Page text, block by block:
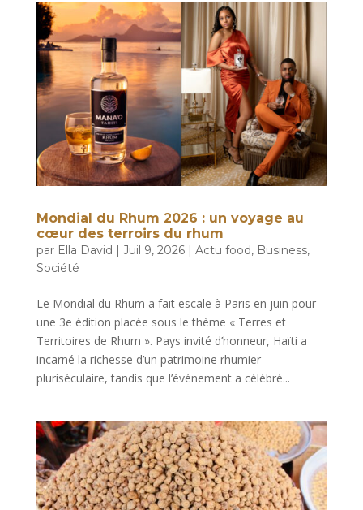
Mondial du Rhum 2026 : un voyage au
cœur des terroirs du rhum
par Ella David | Juil 9, 2026| Actu food, Business,
Société
Le Mondial du Rhum a fait escale à Paris en juin pour
une 3e édition placée sous le thème « Terres et
Territoires de Rhum ». Pays invité d’honneur, Haïti a
incarné la richesse d’un patrimoine rhumier
pluriséculaire, tandis que l’événement a célébré...